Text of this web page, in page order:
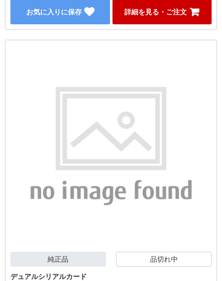
お気に入りに保存 詳細を見る・ご注文
純正品 品切れ中
デュアルシリアルカード